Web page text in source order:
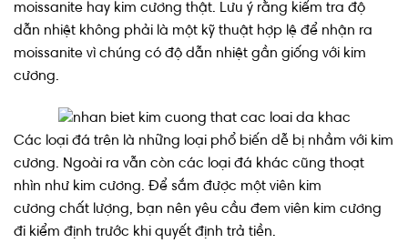
moissanite hay kim cương thật. Lưu ý rằng kiểm tra độ
dẫn nhiệt không phải là một kỹ thuật hợp lệ để nhận ra
moissanite vì chúng có độ dẫn nhiệt gần giống với kim
cương.
Các loại đá trên là những loại phổ biến dễ bị nhầm với kim
cương. Ngoài ra vẫn còn các loại đá khác cũng thoạt
nhìn như kim cương. Để sắm được một viên kim
cương chất lượng, bạn nên yêu cầu đem viên kim cương
đi kiểm định trước khi quyết định trả tiền.